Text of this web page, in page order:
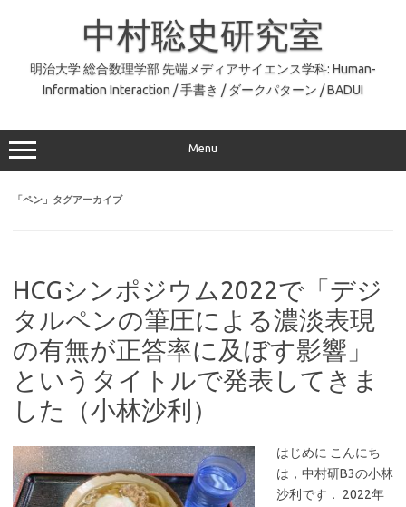
中村聡史研究室
明治大学 総合数理学部 先端メディアサイエンス学科: Human-
Information Interaction / 手書き / ダークパターン / BADUI
Menu
「ペン 」タグアーカイブ
HCGシンポジウム2022で「デジ
タルペンの筆圧による濃淡表現
の有無が正答率に及ぼす影響」
というタイトルで発表してきま
した（小林沙利）
はじめに こんにち
は，中村研B3の小林
沙利です． 2022年